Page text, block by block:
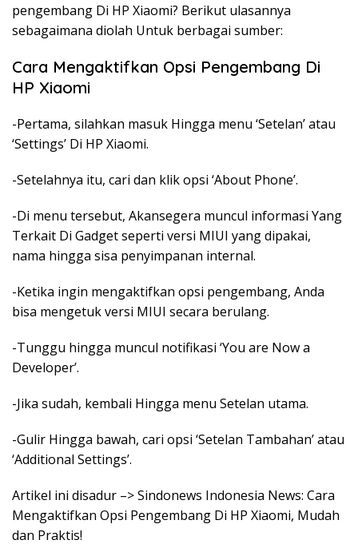
pengembang Di HP Xiaomi? Berikut ulasannya
sebagaimana diolah Untuk berbagai sumber:
Cara Mengaktifkan Opsi Pengembang Di
HP Xiaomi
-Pertama, silahkan masuk Hingga menu ‘Setelan’ atau
‘Settings’ Di HP Xiaomi.
-Setelahnya itu, cari dan klik opsi ‘About Phone’.
-Di menu tersebut, Akansegera muncul informasi Yang
Terkait Di Gadget seperti versi MIUI yang dipakai,
nama hingga sisa penyimpanan internal.
-Ketika ingin mengaktifkan opsi pengembang, Anda
bisa mengetuk versi MIUI secara berulang.
-Tunggu hingga muncul notifikasi ‘You are Now a
Developer’.
-Jika sudah, kembali Hingga menu Setelan utama.
-Gulir Hingga bawah, cari opsi ‘Setelan Tambahan’ atau
‘Additional Settings’.
Artikel ini disadur –> Sindonews Indonesia News: Cara
Mengaktifkan Opsi Pengembang Di HP Xiaomi, Mudah
dan Praktis!